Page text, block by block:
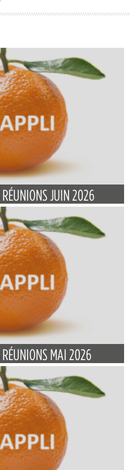
RÉUNIONS JUIN 2026
RÉUNIONS MAI 2026